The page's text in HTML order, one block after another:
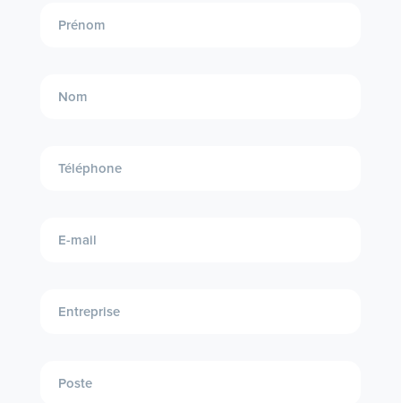
entrante